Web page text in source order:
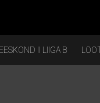
II LIIGA B